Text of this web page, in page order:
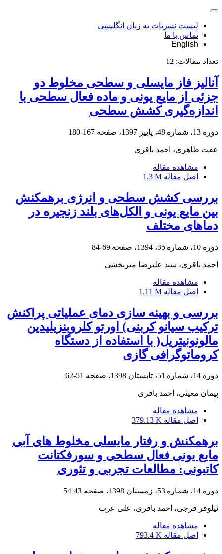
لیست نشریات به زبان انگلیسی
تماس با ما
English
تعداد مقالات: 12
آنالیز فاز مایسلی و سطحی مخلوط دو
جزئی از مایع یونی و ماده فعال سطحی با
اندازه‌گیری کشش سطحی
دوره 13، شماره 48، پاییز 1397، صفحه 167-180
عفت طاهری، احمد باقری
مشاهده مقاله
اصل مقاله 1.3 M
بررسی کشش سطحی و انرژی برهمکنش
بین مایع یونی و الکل‌های بلند زنجیره در
دماهای مختلف
دوره 10، شماره 35، 1394، صفحه 69-84
احمد باقری، سید علیرضا میربخشی
مشاهده مقاله
اصل مقاله 1.11 M
بررسی و بهینه سازی دمای عملیاتی پراکنش
ترکیب سیانو کربنی) اورتو کلروبنزیلیدین
مالونونیتریل( با استفاده از دستگاه
کروماتوگرافی گازی
دوره 14، شماره 51، تابستان 1398، صفحه 51-62
پیمان معینی، احمد باقری
مشاهده مقاله
اصل مقاله 379.13 K
برهمکنش و رفتار مایسلی مخلوط های آبی
مایع یونی فعال سطحی و سورفکتانت
کاتیونی: مطالعات تجربی و تئوری
دوره 14، شماره 53، زمستان 1398، صفحه 43-54
نیلوفر فرجی، احمد باقری، علی عرب
مشاهده مقاله
اصل مقاله 793.4 K